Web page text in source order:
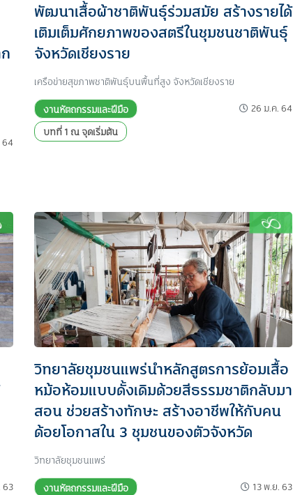
64
พัฒนาเสื้อผ้าชาติพันธุ์ร่วมสมัย สร้างรายได้
เติมเต็มศักยภาพของสตรีในชุมชนชาติพันธุ์
จังหวัดเชียงราย
เครือข่ายสุขภาพชาติพันธุ์บนพื้นที่สูง จังหวัดเชียงราย
งานหัตถกรรมและฝีมือ
บทที่ 1 ณ จุดเริ่มต้น
26 ม.ค. 64
63
วิทยาลัยชุมชนแพร่นำหลักสูตรการย้อมเสื้อ
หม้อห้อมแบบดั้งเดิมด้วยสีธรรมชาติกลับมา
สอน ช่วยสร้างทักษะ สร้างอาชีพให้กับคน
ด้อยโอกาสใน 3 ชุมชนของตัวจังหวัด
วิทยาลัยชุมชนแพร่
งานหัตถกรรมและฝีมือ
13 พ.ย. 63